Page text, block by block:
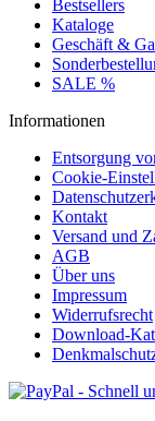
Bestsellers
Kataloge
Geschäft &
SALE %
Informationen
Entsorgung
Cookie-
Kontakt
Versand und
AGB
Über uns
Impressum
Widerrufsrecht
Download-